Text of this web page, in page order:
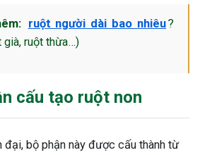
viêm da
ruột người dài bao nhiêu?
già, ruột thừa…)
cấu tạo ruột non
đại, bộ phận này được cấu thành từ